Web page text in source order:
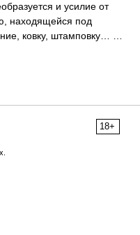
и усилие от
находящейся под
ковку, штамповку… …
18+